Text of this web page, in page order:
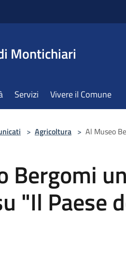
Montichiari
Servizi Vivere il Comune
> Agricoltura > Al Museo
Bergomi
"Il Paese